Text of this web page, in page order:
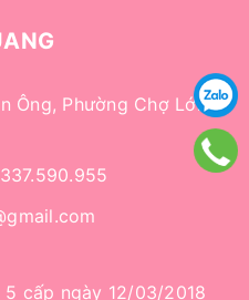
Ông, Phường Chợ Lớn
5 cấp ngày 12/03/2018